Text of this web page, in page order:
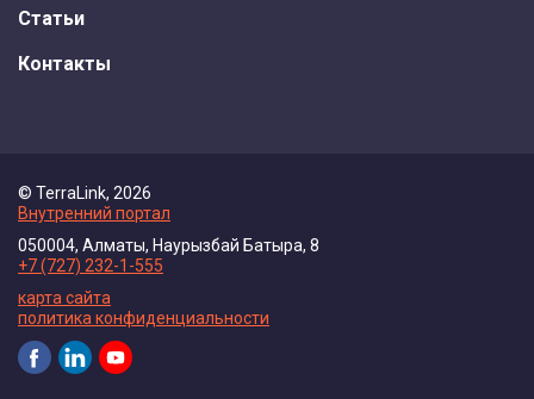
Статьи
Контакты
© TerraLink, 2026
Внутренний портал
050004, Алматы, Наурызбай Батыра, 8
+7 (727) 232-1-555
карта сайта
политика конфиденциальности